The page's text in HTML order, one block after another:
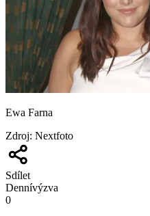
Ewa Farna
Zdroj: Nextfoto
Sdílet
Dennívýzva
0